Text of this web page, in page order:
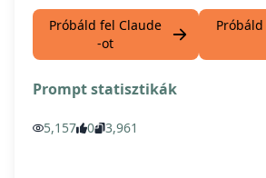
Próbáld fel Claude
-ot
Próbáld
Prompt statisztikák
5,157 0 3,961